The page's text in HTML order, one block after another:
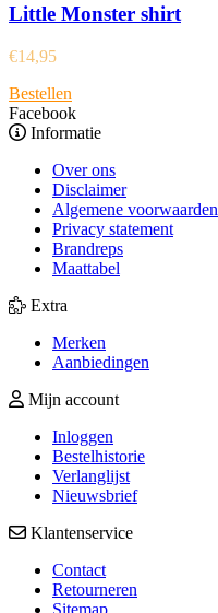
Little Monster shirt
€14,95
Bestellen
Facebook
Informatie
Over ons
Disclaimer
Algemene voorwaarden
Privacy statement
Brandreps
Maattabel
Extra
Merken
Aanbiedingen
Mijn account
Inloggen
Bestelhistorie
Verlanglijst
Nieuwsbrief
Klantenservice
Contact
Retourneren
Sitemap